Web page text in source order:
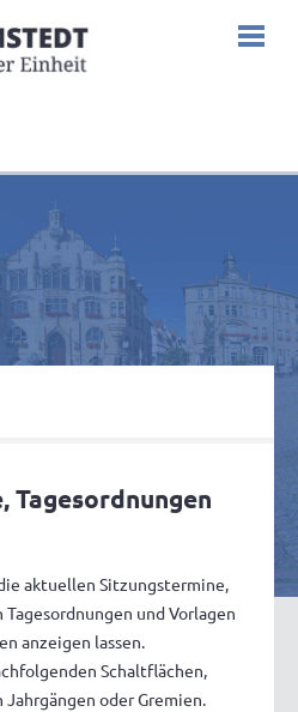
Tagesordnungen
aktuellen Sitzungstermine,
und Vorlagen
anzeigen lassen.
Schaltflächen,
oder Gremien.